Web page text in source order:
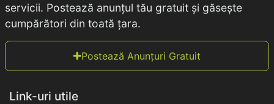
servicii. Postează anunțul tău gratuit și găsește
cumpărători din toată țara.
Postează Anunțuri Gratuit
Link-uri utile